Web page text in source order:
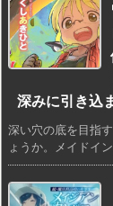
深みに引き込
深い穴の底を目指
ょうか。メイドイ